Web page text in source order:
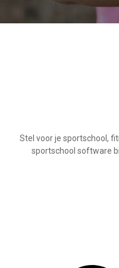
Stel voor je sportschool,
sportschool software